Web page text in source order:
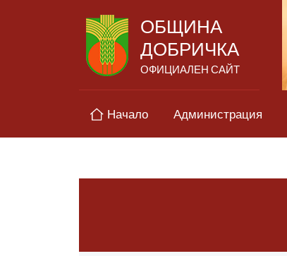
ОБЩИНА
ДОБРИЧКА
ОФИЦИАЛЕН САЙТ
Начало Администрация